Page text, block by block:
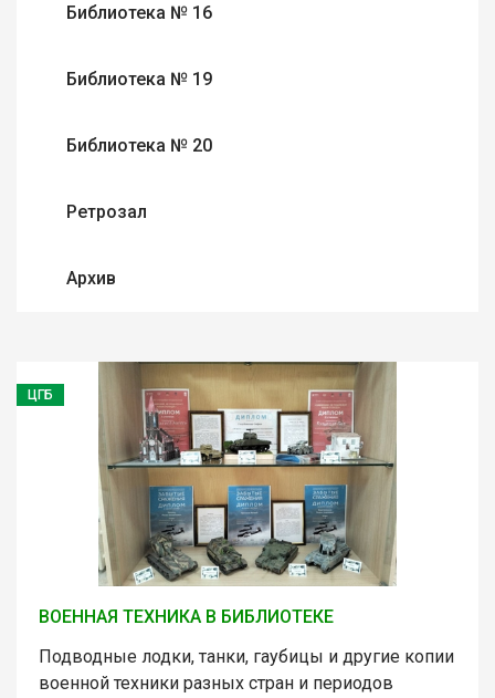
Библиотека № 16
Библиотека № 19
Библиотека № 20
Ретрозал
Архив
ЦГБ
ВОЕННАЯ ТЕХНИКА В БИБЛИОТЕКЕ
Подводные лодки, танки, гаубицы и другие копии
военной техники разных стран и периодов